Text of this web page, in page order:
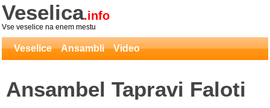
Veselica.info
Vse veselice na enem mestu
Veselice Ansambli Video
Ansambel Tapravi Faloti